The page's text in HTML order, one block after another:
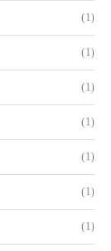
(1)
(1)
(1)
(1)
(1)
(1)
(1)